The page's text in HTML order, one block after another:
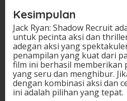
Kesimpulan
Jack Ryan: Shadow Recruit
untuk pecinta aksi dan
adegan aksi yang
penampilan yang kuat dari
film ini berhasil memberikan
yang seru dan menghibur.
dengan kombinasi aksi dan
ini adalah pilihan yang tepat.